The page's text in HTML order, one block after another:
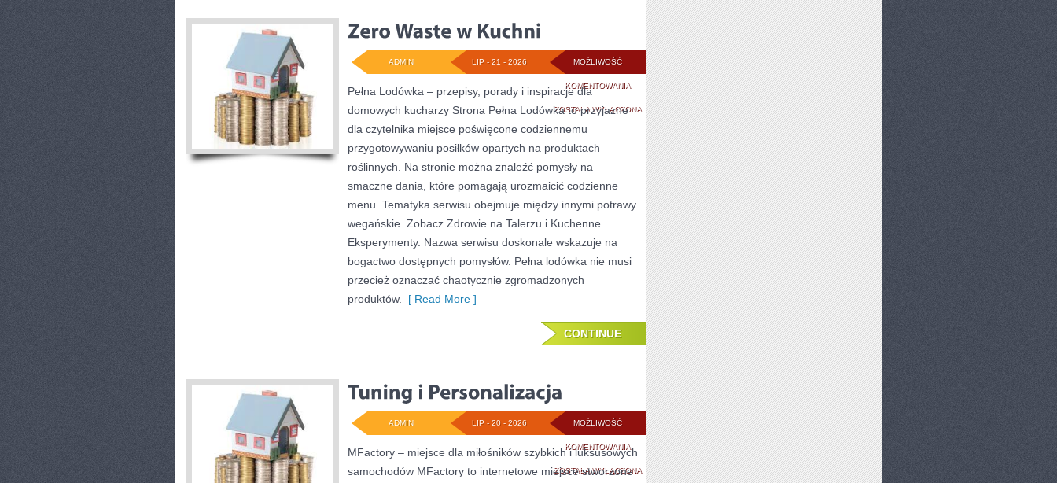
MOŻLIWOŚĆ
KOMENTOWANIAZERO
WASTE
KUCHNI
ZOSTAŁA WYŁĄCZONA
LIP - 21 - 2026
ADMIN
Pełna Lodówka – przepisy, porady i inspiracje dla
domowych kucharzy Strona Pełna Lodówka to przyjazne
dla czytelnika miejsce poświęcone codziennemu
przygotowywaniu posiłków opartych na produktach
roślinnych. Na stronie można znaleźć pomysły na
smaczne dania, które pomagają urozmaicić codzienne
menu. Tematyka serwisu obejmuje między innymi potrawy
wegańskie. Zobacz Zdrowie na Talerzu i Kuchenne
Eksperymenty. Nazwa serwisu doskonale wskazuje na
bogactwo dostępnych pomysłów. Pełna lodówka nie musi
przecież oznaczać chaotycznie zgromadzonych
produktów.
[ Read More ]
CONTINUE
MOŻLIWOŚĆ
KOMENTOWANIATUNING
I
ZOSTAŁA WYŁĄCZONA
LIP - 20 - 2026
ADMIN
MFactory – miejsce dla miłośników szybkich i luksusowych
samochodów MFactory to internetowe miejsce stworzone